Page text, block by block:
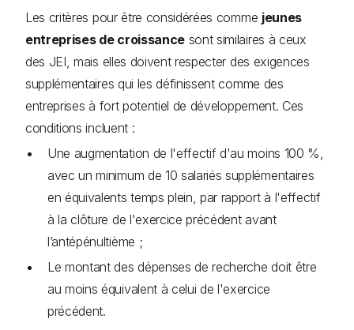
Les critères pour être considérées comme jeunes
entreprises de croissance sont similaires à ceux
des JEI, mais elles doivent respecter des exigences
supplémentaires qui les définissent comme des
entreprises à fort potentiel de développement. Ces
conditions incluent :
Une augmentation de l'effectif d'au moins 100 %,
avec un minimum de 10 salariés supplémentaires
en équivalents temps plein, par rapport à l'effectif
à la clôture de l'exercice précédent avant
l’antépénultième ;
Le montant des dépenses de recherche doit être
au moins équivalent à celui de l'exercice
précédent.